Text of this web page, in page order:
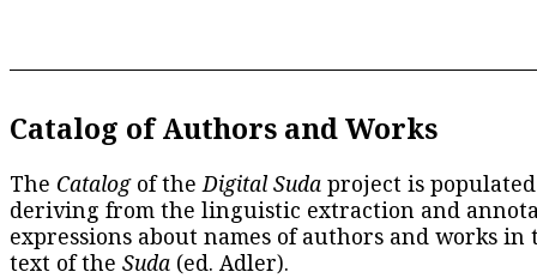
Catalog of Authors and Works
The Catalogof theDigital Suda project is
deriving from the linguistic extraction and
expressions about names of authors and works in
text of the Suda (ed. Adler).